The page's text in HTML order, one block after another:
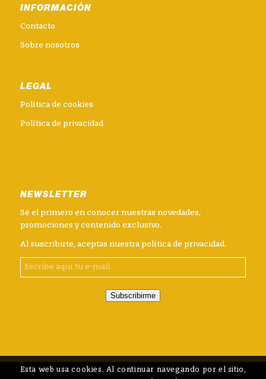
INFORMACIÓN
Contacto
Sobre nosotros
LEGAL
Política de cookies
Política de privacidad
NEWSLETTER
Sé el primero en conocer nuestras novedades,
promociones y contenido exclusivo.
Al suscribirte, aceptas nuestra política de privacidad.
Subscribirme
Esta web usa cookies. Al continuar navegando por el sitio,